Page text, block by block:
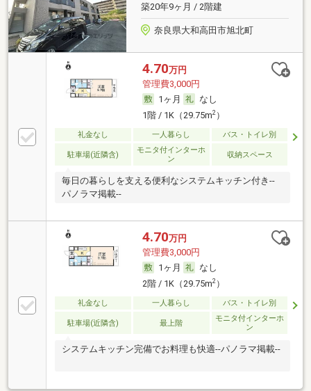
築20年9ヶ月 / 2階建
奈良県大和高田市旭北町
4.70万円
管理費3,000円
1ヶ月
なし
1階 / 1K（29.75m2）
礼金なし 一人暮らし バス・トイレ別
駐車場(近隣含)
モニタ付インターホ
ン
収納スペース
毎日の暮らしを支える便利なシステムキッチン付き--
パノラマ掲載--
4.70万円
管理費3,000円
1ヶ月
なし
2階 / 1K（29.75m2）
礼金なし 一人暮らし バス・トイレ別
駐車場(近隣含) 最上階
モニタ付インターホ
ン
システムキッチン完備でお料理も快適--パノラマ掲載--